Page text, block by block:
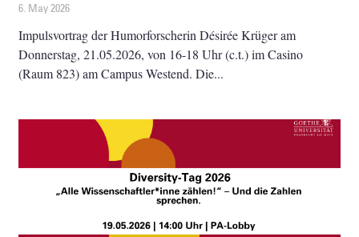
6. May 2026
Impulsvortrag der Humorforscherin Désirée Krüger am
Donnerstag, 21.05.2026, von 16-18 Uhr (c.t.) im Casino
(Raum 823) am Campus Westend. Die